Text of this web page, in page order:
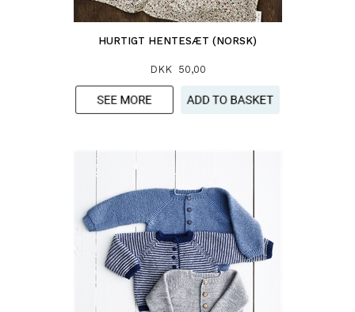
HURTIGT HENTESÆT (NORSK)
DKK 50,00